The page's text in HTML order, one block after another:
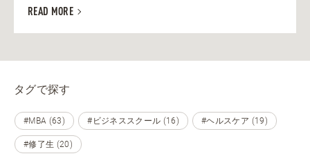
READ MORE
タグで探す
#MBA (63) #ビジネススクール (16) #ヘルスケア (19)
#修了生 (20)